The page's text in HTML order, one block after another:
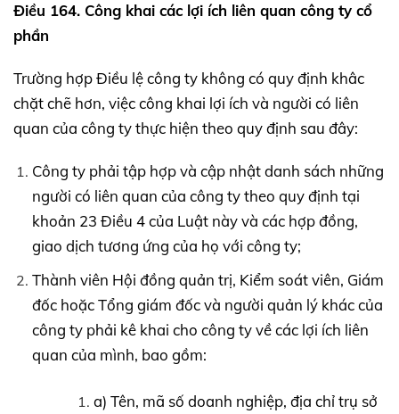
Điều 164. Công khai các lợi ích liên quan công ty cổ
phần
Trường hợp Điều lệ công ty không có quy định khâc
chặt chẽ hơn, việc công khai lợi ích và người có liên
quan của công ty thực hiện theo quy định sau đây:
Công ty phải tập hợp và cập nhật danh sách những
người có liên quan của công ty theo quy định tại
khoản 23 Điều 4 của Luật này và các hợp đồng,
giao dịch tương ứng của họ với công ty;
Thành viên Hội đồng quản trị, Kiểm soát viên, Giám
đốc hoặc Tổng giám đốc và người quản lý khác của
công ty phải kê khai cho công ty về các lợi ích liên
quan của mình, bao gồm:
a) Tên, mã số doanh nghiệp, địa chỉ trụ sở